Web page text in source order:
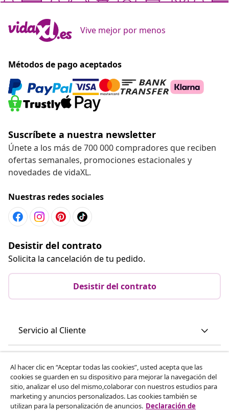
Vive mejor por menos
Métodos de pago aceptados
Suscríbete a nuestra newsletter
Únete a los más de 700 000 compradores que reciben
ofertas semanales, promociones estacionales y
novedades de vidaXL.
Nuestras redes sociales
Desistir del contrato
Solicita la cancelación de tu pedido.
Desistir del contrato
Servicio al Cliente
vidaXL
Al hacer clic en “Aceptar todas las cookies”, usted acepta que las
cookies se guarden en su dispositivo para mejorar la navegación del
sitio, analizar el uso del mismo,colaborar con nuestros estudios para
marketing y anuncios personalizados. Las cookies también se
utilizan para la personalización de anuncios. Declaración de